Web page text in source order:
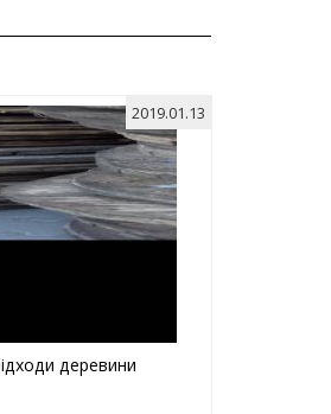
деревини
2019.01.13